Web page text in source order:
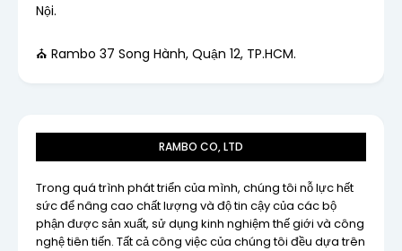
Nội.
⛪ Rambo 37 Song Hành, Quận 12, TP.HCM.
RAMBO CO, LTD
Trong quá trình phát triển của mình, chúng tôi nỗ lực hết
sức để nâng cao chất lượng và độ tin cậy của các bộ
phận được sản xuất, sử dụng kinh nghiệm thế giới và công
nghệ tiên tiến. Tất cả công việc của chúng tôi đều dựa trên